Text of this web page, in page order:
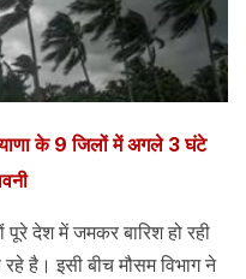
के 9 जिलों में अगले 3 घंटे
देश में जमकर बारिश हो रही
है। इसी बीच मौसम विभाग ने